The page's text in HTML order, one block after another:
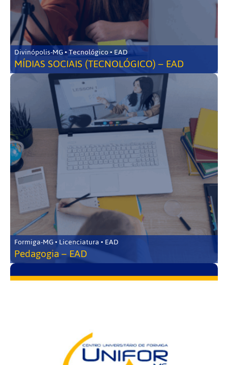
Divinópolis-MG • Tecnológico • EAD
MÍDIAS SOCIAIS (TECNOLÓGICO) – EAD
Formiga-MG • Licenciatura • EAD
Pedagogia – EAD